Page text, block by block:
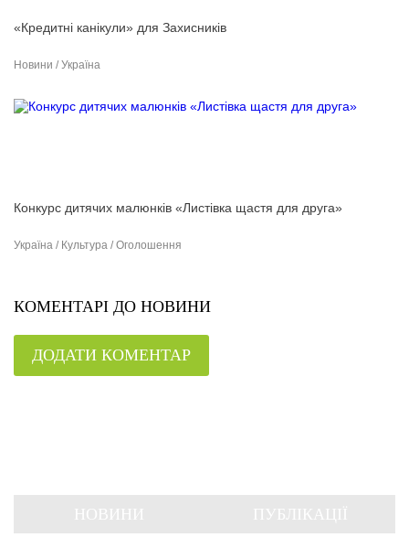
«Кредитні канікули» для Захисників
Новини / Україна
Конкурс дитячих малюнків «Листівка щастя для друга»
Україна / Культура / Оголошення
КОМЕНТАРІ ДО НОВИНИ
ДОДАТИ КОМЕНТАР